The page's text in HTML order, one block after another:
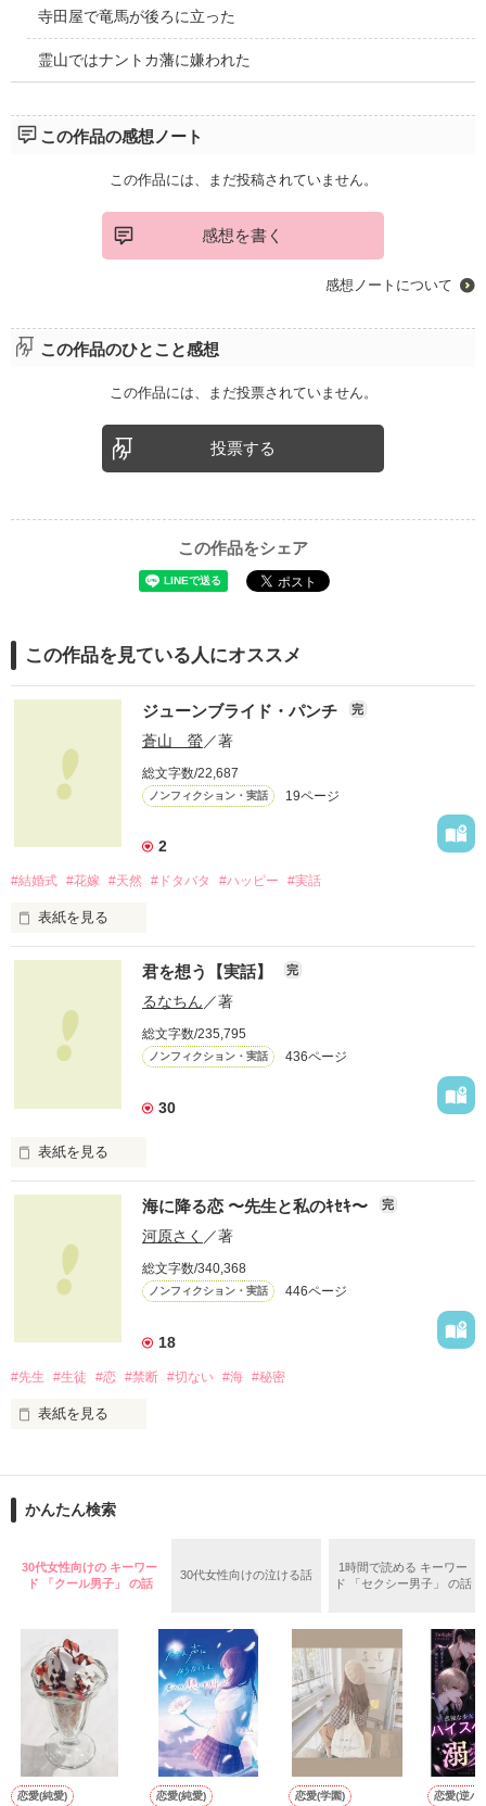
寺田屋で竜馬が後ろに立った
霊山ではナントカ藩に嫌われた
この作品の感想ノート
この作品には、まだ投稿されていません。
感想を書く
感想ノートについて
この作品のひとこと感想
この作品には、まだ投票されていません。
投票する
この作品をシェア
この作品を見ている人にオススメ
ジューンブライド・パンチ 完
蒼山 螢／著
総文字数/22,687
ノンフィクション・実話 19ページ
2
#結婚式 #花嫁 #天然 #ドタバタ #ハッピー #実話
表紙を見る
２０１２年６月２４日。晴れ。
わたし達は、結婚式を挙げました。
……に、なるはずだった。
新郎カズミ　×　新婦おなつ
ドタバタ結婚式
※　自身の体験を元に再構成。
登場人物の名前などは仮名です。
**************
◆「甘い結婚」特集掲載されました。
◆レビューありがとうございます。
作品を読む
君を想う【実話】 完
るなちん／著
総文字数/235,795
ノンフィクション・実話 436ページ
30
表紙を見る
堕ちるとこまで
導いてくれたのは
あなたでした..
たくさんの人を
裏切って傷つけて
海に降る恋 〜先生と私のｷｾｷ〜 完
河原さく ／著
総文字数/340,368
ノンフィクション・実話 446ページ
18
#先生 #生徒 #恋 #禁断 #切ない #海 #秘密
表紙を見る
他とはちょっと違う
手の届かない人だとしたら
あなたならどうしますか？
あなたは知っていますか？
私達が選んだ道を、
どうか見届けて下さい。
この奇跡の軌跡、その全てを―…
かんたん検索
30代女性向けの キーワー
ド 「クール男子」 の話
30代女性向けの泣ける話
1時間で読める キーワー
ド 「セクシー男子」 の話
恋愛(純愛) 恋愛(純愛) 恋愛(学園) 恋愛(逆ハ